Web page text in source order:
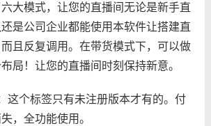
大模式，让您的直播间无论是新手直
是公司企业都能使用本软件让搭建直
且反复调用。在带货模式下，可以做
局！让您的直播间时刻保持新意。
这个标签只有未注册版本才有的。付
，全功能使用。